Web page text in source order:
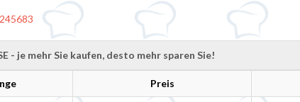
- je mehr Sie kaufen, desto mehr sparen Sie!
Preis